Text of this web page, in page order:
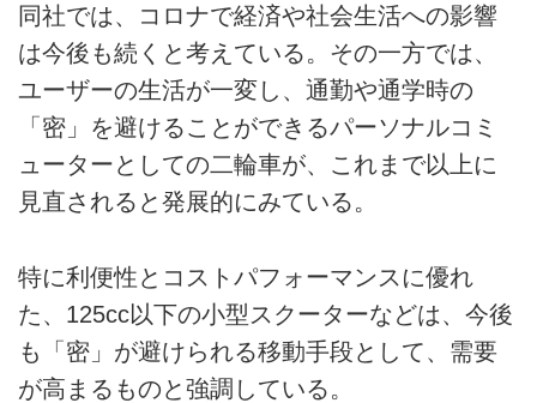
同社では、コロナで経済や社会生活への影響
は今後も続くと考えている。その一方では、
ユーザーの生活が一変し、通勤や通学時の
「密」を避けることができるパーソナルコミ
ューターとしての二輪車が、これまで以上に
見直されると発展的にみている。
特に利便性とコストパフォーマンスに優れ
た、125cc以下の小型スクーターなどは、今後
も「密」が避けられる移動手段として、需要
が高まるものと強調している。